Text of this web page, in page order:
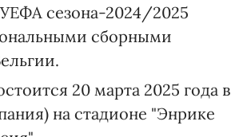
УЕФА сезона-2024/2025
сборными
20 марта 2025 года в
на стадионе "Энрике